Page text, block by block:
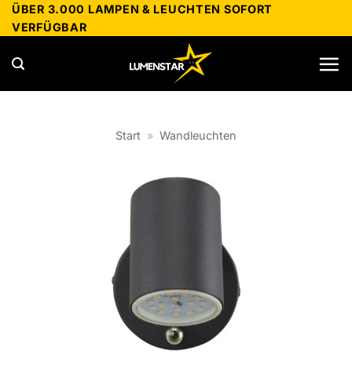
Zum
Inhalt
springen
ÜBER 3.000 LAMPEN & LEUCHTEN SOFORT
VERFÜGBAR
Start » Wandleuchten